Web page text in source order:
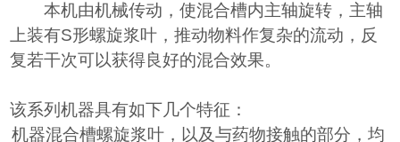
本机由机械传动，使混合槽内主轴旋转，主轴
上装有S形螺旋浆叶，推动物料作复杂的流动，反
复若干次可以获得良好的混合效果。
该系列机器具有如下几个特征：
机器混合槽螺旋浆叶，以及与药物接触的部分，均